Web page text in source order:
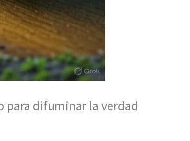
para difuminar la verdad